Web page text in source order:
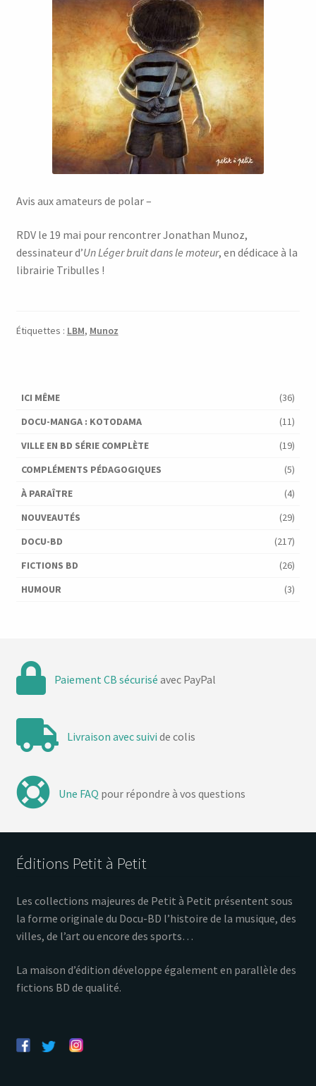
Avis aux amateurs de polar –
RDV le 19 mai pour rencontrer Jonathan Munoz,
dessinateur d’Un Léger bruit dans le moteur, en dédicace à la
librairie Tribulles !
Étiquettes : LBM, Munoz
ICI MÊME
(36)
DOCU-MANGA : KOTODAMA
(11)
VILLE EN BD SÉRIE COMPLÈTE
(19)
COMPLÉMENTS PÉDAGOGIQUES
(5)
À PARAÎTRE
(4)
NOUVEAUTÉS
(29)
DOCU-BD
(217)
FICTIONS BD
(26)
HUMOUR
(3)
Paiement CB sécurisé avec PayPal
Livraison avec suivi de colis
Une FAQ pour répondre à vos questions
Éditions Petit à Petit
Les collections majeures de Petit à Petit présentent sous
la forme originale du Docu-BD l’histoire de la musique, des
villes, de l’art ou encore des sports…
La maison d’édition développe également en parallèle des
fictions BD de qualité.